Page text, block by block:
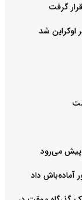
گرفت
اوکراین شد
پیش می‌رود
آماده‌باش داد